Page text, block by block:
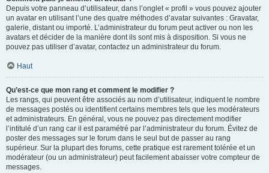
Depuis votre panneau d’utilisateur, dans l’onglet « profil » vous pouvez ajouter
un avatar en utilisant l’une des quatre méthodes d’avatar suivantes : Gravatar,
galerie, distant ou importé. L’administrateur du forum peut activer ou non les
avatars et décider de la manière dont ils sont mis à disposition. Si vous ne
pouvez pas utiliser d’avatar, contactez un administrateur du forum.
Haut
Qu’est-ce que mon rang et comment le modifier ?
Les rangs, qui peuvent être associés au nom d’utilisateur, indiquent le nombre
de messages postés ou identifient certains membres tels que les modérateurs
et administrateurs. En général, vous ne pouvez pas directement modifier
l’intitulé d’un rang car il est paramétré par l’administrateur du forum. Évitez de
poster des messages sur le forum dans le seul but de passer au rang
supérieur. Sur la plupart des forums, cette pratique est rarement tolérée et un
modérateur (ou un administrateur) peut facilement abaisser votre compteur de
messages.